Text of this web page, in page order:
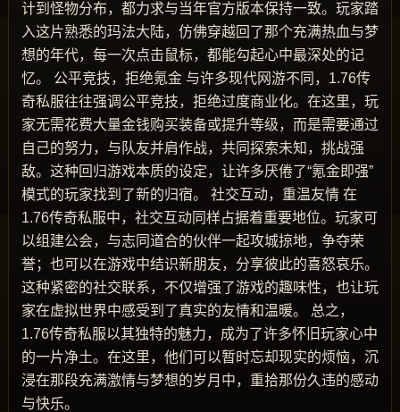
计到怪物分布，都力求与当年官方版本保持一致。玩家踏
入这片熟悉的玛法大陆，仿佛穿越回了那个充满热血与梦
想的年代，每一次点击鼠标，都能勾起心中最深处的记
忆。 公平竞技，拒绝氪金 与许多现代网游不同，1.76传
奇私服往往强调公平竞技，拒绝过度商业化。在这里，玩
家无需花费大量金钱购买装备或提升等级，而是需要通过
自己的努力，与队友并肩作战，共同探索未知，挑战强
敌。这种回归游戏本质的设定，让许多厌倦了“氪金即强”
模式的玩家找到了新的归宿。 社交互动，重温友情 在
1.76传奇私服中，社交互动同样占据着重要地位。玩家可
以组建公会，与志同道合的伙伴一起攻城掠地，争夺荣
誉；也可以在游戏中结识新朋友，分享彼此的喜怒哀乐。
这种紧密的社交联系，不仅增强了游戏的趣味性，也让玩
家在虚拟世界中感受到了真实的友情和温暖。 总之，
1.76传奇私服以其独特的魅力，成为了许多怀旧玩家心中
的一片净土。在这里，他们可以暂时忘却现实的烦恼，沉
浸在那段充满激情与梦想的岁月中，重拾那份久违的感动
与快乐。